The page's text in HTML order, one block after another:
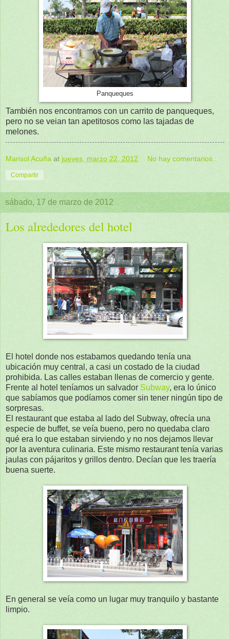
Panqueques
También nos encontramos con un carrito de panqueques,
pero no se veian tan apetitosos como las tajadas de
melones.
Marisol Acuña at jueves, marzo 22, 2012 No hay comentarios.:
Compartir
sábado, 17 de marzo de 2012
Los alrededores del hotel
El hotel donde nos estabamos quedando tenía una
ubicación muy central, a casi un costado de la ciudad
prohibida. Las calles estaban llenas de comercio y gente.
Frente al hotel teníamos un salvador Subway, era lo único
que sabíamos que podíamos comer sin tener ningún tipo de
sorpresas.
El restaurant que estaba al lado del Subway, ofrecía una
especie de buffet, se veía bueno, pero no quedaba claro
qué era lo que estaban sirviendo y no nos dejamos llevar
por la aventura culinaria. Este mismo restaurant tenía varias
jaulas con pájaritos y grillos dentro. Decían que les traería
buena suerte.
En general se veía como un lugar muy tranquilo y bastante
limpio.